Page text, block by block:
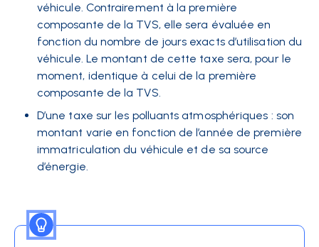
véhicule. Contrairement à la première
composante de la TVS, elle sera évaluée en
fonction du nombre de jours exacts d’utilisation du
véhicule. Le montant de cette taxe sera, pour le
moment, identique à celui de la première
composante de la TVS.
D’une taxe sur les polluants atmosphériques : son
montant varie en fonction de l’année de première
immatriculation du véhicule et de sa source
d’énergie.